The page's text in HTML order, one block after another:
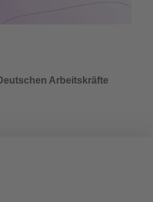
Arbeitskräfte